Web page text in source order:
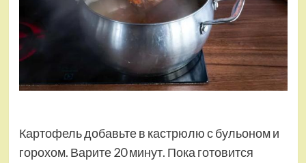
Картофель добавьте в кастрюлю с бульоном и
горохом. Варите 20 минут. Пока готовится